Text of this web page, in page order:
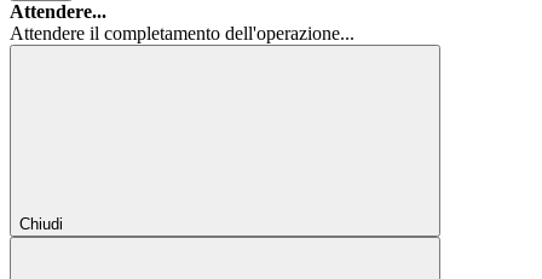
Attendere...
Attendere il completamento dell'operazione...
Chiudi